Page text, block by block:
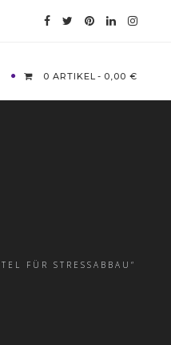
0 ARTIKEL 0,00 €
FÜR STRESSABBAU“